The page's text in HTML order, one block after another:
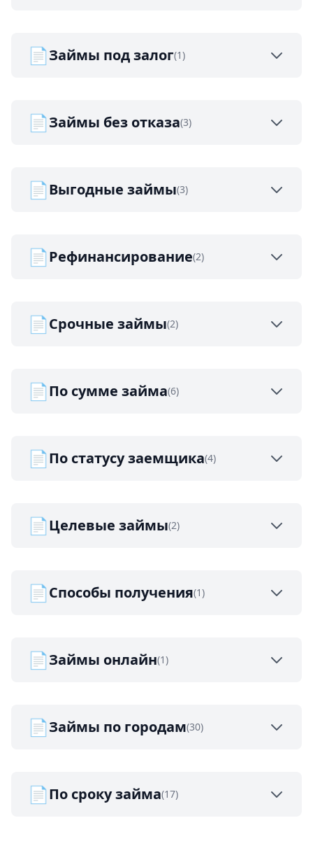
📄Займы под залог(1)
📄Займы без отказа(3)
📄Выгодные займы(3)
📄Рефинансирование(2)
📄Срочные займы(2)
📄По сумме займа(6)
📄По статусу заемщика(4)
📄Целевые займы(2)
📄Способы получения(1)
📄Займы онлайн(1)
📄Займы по городам(30)
📄По сроку займа(17)